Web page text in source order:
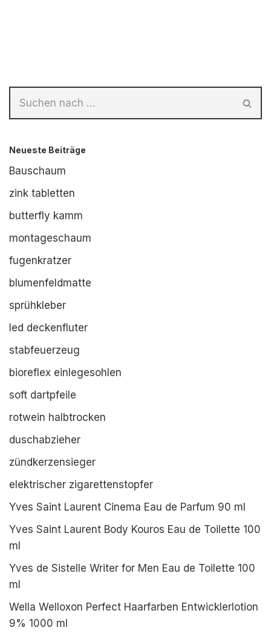
Neueste Beiträge
Bauschaum
zink tabletten
butterfly kamm
montageschaum
fugenkratzer
blumenfeldmatte
sprühkleber
led deckenfluter
stabfeuerzeug
bioreflex einlegesohlen
soft dartpfeile
rotwein halbtrocken
duschabzieher
zündkerzensieger
elektrischer zigarettenstopfer
Yves Saint Laurent Cinema Eau de Parfum 90 ml
Yves Saint Laurent Body Kouros Eau de Toilette 100
ml
Yves de Sistelle Writer for Men Eau de Toilette 100
ml
Wella Welloxon Perfect Haarfarben Entwicklerlotion
9% 1000 ml